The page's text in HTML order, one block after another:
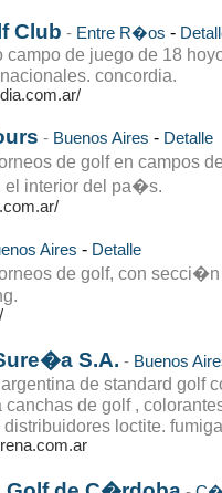
Club - Entre R�os -
campo de juego de 18
concordia.
- Buenos Aires - Detalle
de golf en campos
el interior del pa�s.
Aires - Detalle
de golf, con secci�n
S.A. - Buenos
de standard golf
de golf ,
distribuidores loctite.